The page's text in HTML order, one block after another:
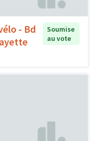
- Bd
Soumise
au vote